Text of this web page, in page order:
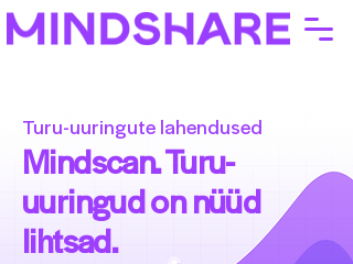
Turu-uuringute lahendused
Mindscan. Turu-
uuringud on nüüd
lihtsad.